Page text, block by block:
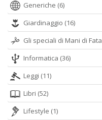
Generiche (6)
Giardinaggio (16)
Gli speciali di Mani di Fata
Informatica (36)
Leggi (11)
Libri (52)
Lifestyle (1)